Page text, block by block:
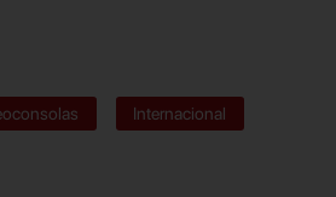
Internacional